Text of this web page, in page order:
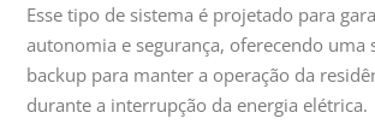
Esse tipo de sistema é projetado para
autonomia e segurança, oferecendo uma
backup para manter a operação da
durante a interrupção da energia elétrica.